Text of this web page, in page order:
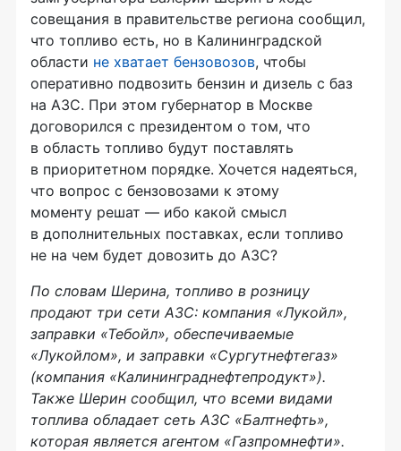
совещания в правительстве региона сообщил,
что топливо есть, но в Калининградской
области не хватает бензовозов, чтобы
оперативно подвозить бензин и дизель с баз
на АЗС. При этом губернатор в Москве
договорился с президентом о том, что
в область топливо будут поставлять
в приоритетном порядке. Хочется надеяться,
что вопрос с бензовозами к этому
моменту решат — ибо какой смысл
в дополнительных поставках, если топливо
не на чем будет довозить до АЗС?
По словам Шерина, топливо в розницу
продают три сети АЗС: компания «Лукойл»,
заправки «Тебойл», обеспечиваемые
«Лукойлом», и заправки «Сургутнефтегаз»
(компания «Калининграднефтепродукт»).
Также Шерин сообщил, что всеми видами
топлива обладает сеть АЗС «Балтнефть»,
которая является агентом «Газпромнефти».